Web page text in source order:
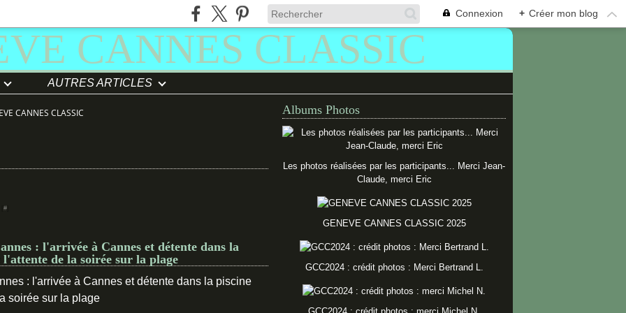
Connexion + Créer mon blog
AUTRES ARTICLES
CANNES CLASSIC
#
: l'arrivée à Cannes et détente dans la
de la soirée sur la plage
Albums Photos
Les photos réalisées par les participants... Merci Jean-
Claude, merci Eric
GENEVE CANNES CLASSIC 2025
GCC2024 : crédit photos : Merci Bertrand L.